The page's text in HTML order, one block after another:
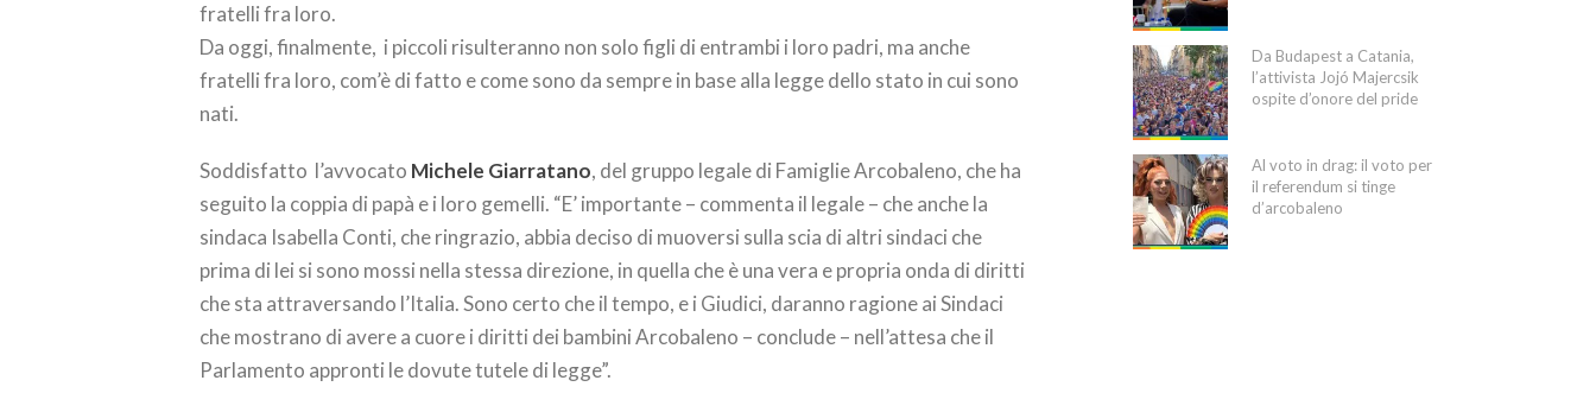
fratelli fra loro.
Da oggi, finalmente, i piccoli risulteranno non solo figli di entrambi i loro padri, ma anche
fratelli fra loro, com’è di fatto e come sono da sempre in base alla legge dello stato in cui sono
nati.
Soddisfatto l’avvocato Michele Giarratano, del gruppo legale di Famiglie Arcobaleno, che ha
seguito la coppia di papà e i loro gemelli. “E’ importante – commenta il legale – che anche la
sindaca Isabella Conti, che ringrazio, abbia deciso di muoversi sulla scia di altri sindaci che
prima di lei si sono mossi nella stessa direzione, in quella che è una vera e propria onda di diritti
che sta attraversando l’Italia. Sono certo che il tempo, e i Giudici, daranno ragione ai Sindaci
che mostrano di avere a cuore i diritti dei bambini Arcobaleno – conclude – nell’attesa che il
Parlamento appronti le dovute tutele di legge”.
Da Budapest a Catania,
l’attivista Jojó Majercsik
ospite d’onore del pride
Al voto in drag: il voto per
il referendum si tinge
d’arcobaleno